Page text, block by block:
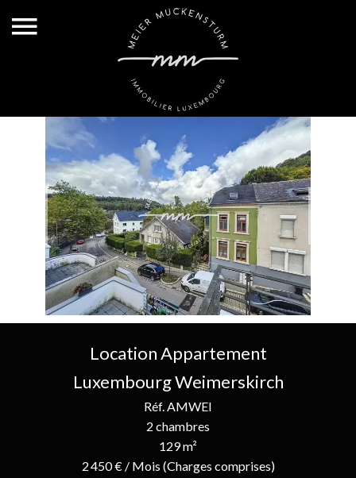
Location Appartement
Luxembourg Weimerskirch
Réf. AMWEI
2 chambres
129 m²
2 450 € / Mois (Charges comprises)